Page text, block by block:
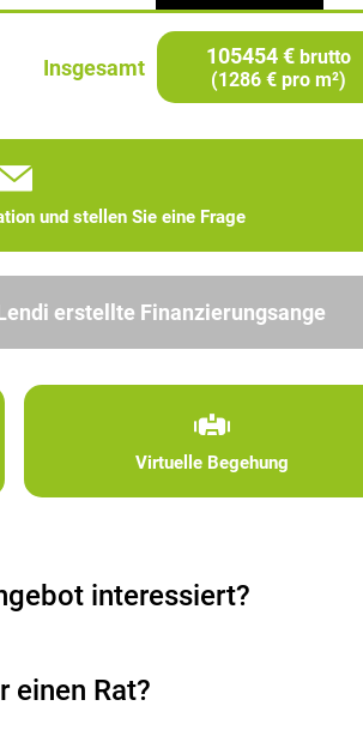
Insgesamt 105454 € brutto
(1286 € pro m²)
und stellen Sie eine Frage
erstellte Finanzierungsange
Virtuelle Begehung
interessiert?
einen Rat?